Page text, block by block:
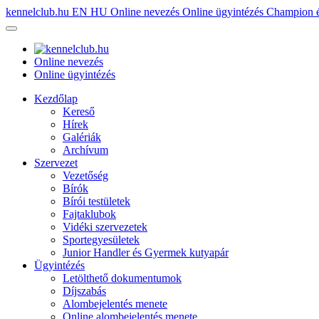
kennelclub.hu EN HU Online nevezés Online ügyintézés Champion
Online nevezés
Online ügyintézés
Kezdőlap
Kereső
Hírek
Galériák
Archívum
Szervezet
Vezetőség
Bírók
Bírói testületek
Fajtaklubok
Vidéki szervezetek
Sportegyesületek
Junior Handler és Gyermek kutyapár
Ügyintézés
Letölthető dokumentumok
Díjszabás
Alombejelentés menete
Online alombejelentés menete